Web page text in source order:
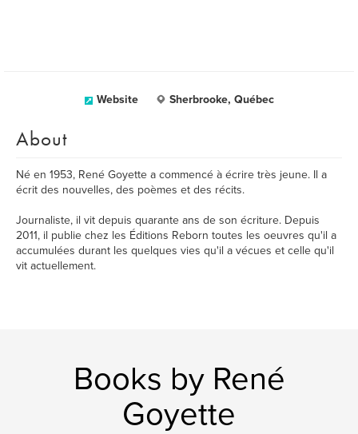
Website Sherbrooke, Québec
About
Né en 1953, René Goyette a commencé à écrire très jeune. Il a
écrit des nouvelles, des poèmes et des récits.
Journaliste, il vit depuis quarante ans de son écriture. Depuis
2011, il publie chez les Éditions Reborn toutes les oeuvres qu'il a
accumulées durant les quelques vies qu'il a vécues et celle qu'il
vit actuellement.
Books by René
Goyette